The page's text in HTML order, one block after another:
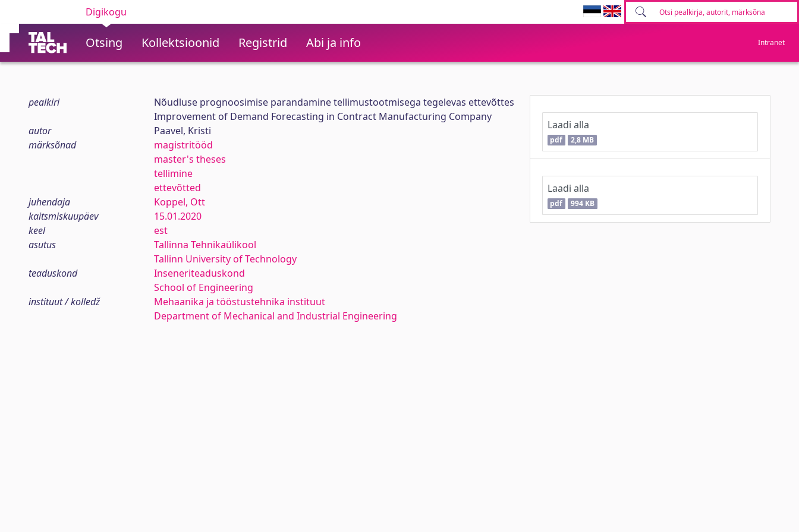
Digikogu
Otsing Kollektsioonid Registrid Abi ja info Intranet
pealkiri
Nõudluse prognoosimise parandamine tellimustootmisega tegelevas ettevõttes
Improvement of Demand Forecasting in Contract Manufacturing Company
autor
Paavel, Kristi
märksõnad
magistritööd
master's theses
tellimine
ettevõtted
juhendaja
Koppel, Ott
kaitsmiskuupäev
15.01.2020
keel
est
asutus
Tallinna Tehnikaülikool
Tallinn University of Technology
teaduskond
Inseneriteaduskond
School of Engineering
instituut / kolledž
Mehaanika ja tööstustehnika instituut
Department of Mechanical and Industrial Engineering
Laadi alla
pdf 2,8 MB
Laadi alla
pdf 994 KB